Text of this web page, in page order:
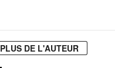
PLUS DE L'AUTEUR